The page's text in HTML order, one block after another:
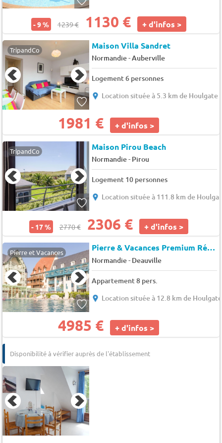
- 9 % 1239 € 1130 € + d'infos >
TripandCo Maison Villa Sandret
Normandie-Auberville
Logement 6 personnes
Location située à 5.3 km de Houlgate
1981 € + d'infos >
TripandCo Maison Pirou Beach
Normandie- Pirou
Logement 10 personnes
Location située à 111.8 km de
- 17 % 2770 € 2306 € + d'infos >
Pierre et Vacances Pierre & Vacances Premium Résidence premium Presqu'Ile de la Touques
Normandie- Deauville
Appartement 8 pers.
Location située à 12.8 km de Houlgate
4985 € + d'infos >
Disponibilité à vérifier auprès de l'établissement